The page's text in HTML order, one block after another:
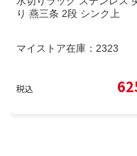
り 燕三条 2段 シンク上
マイストア在庫： 2323
税込